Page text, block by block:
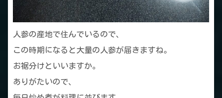
人参の産地で住んでいるので、
この時期になると大量の人参が届きますね。
お裾分けといいますか。
ありがたいので、